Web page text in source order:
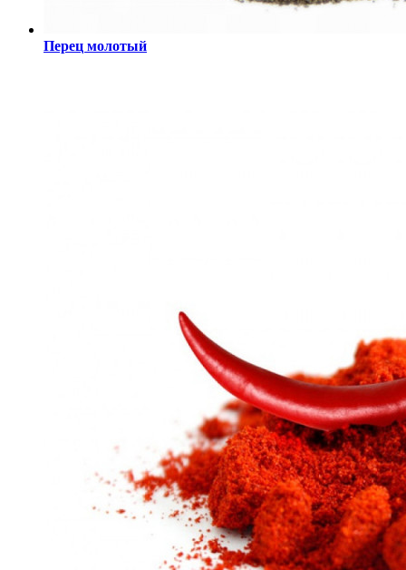
Перец молотый